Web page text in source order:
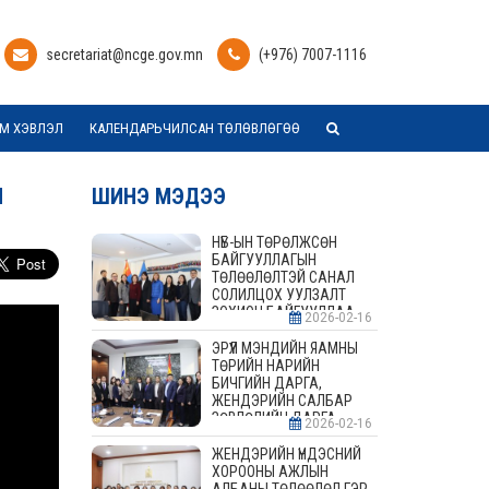
secretariat@ncge.gov.mn (+976) 7007-1116
ХЭВЛЭЛ КАЛЕНДАРЬЧИЛСАН ТӨЛӨВЛӨГӨӨ
ШИНЭ МЭДЭЭ
НҮБ-ЫН ТӨРӨЛЖСӨН
БАЙГУУЛЛАГЫН
ТӨЛӨӨЛӨЛТЭЙ САНАЛ
СОЛИЛЦОХ УУЛЗАЛТ
ЗОХИОН БАЙГУУЛЛАА
2026-02-16
ЭРҮҮЛ МЭНДИЙН ЯАМНЫ
ТӨРИЙН НАРИЙН
БИЧГИЙН ДАРГА,
ЖЕНДЭРИЙН САЛБАР
ЗӨВЛӨЛИЙН ДАРГА,
ГИШҮҮДТЭЙ УУЛЗАЛТ
ЗОХИОН БАЙГУУЛАВ
2026-02-16
ЖЕНДЭРИЙН ҮНДЭСНИЙ
ХОРООНЫ АЖЛЫН